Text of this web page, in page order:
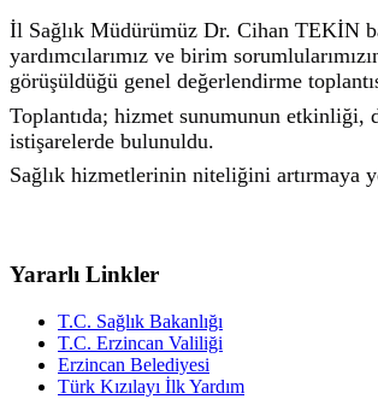
İl Sağlık Müdürümüz Dr. Cihan TEKİN
yardımcılarımız ve birim
görüşüldüğü genel değerlendirme
Toplantıda; hizmet sunumunun etkinliği,
istişarelerde bulunuldu.
Sağlık hizmetlerinin niteliğini artırmaya
Yararlı Linkler
T.C. Sağlık Bakanlığı
T.C. Erzincan Valiliği
Erzincan Belediyesi
Türk Kızılayı İlk Yardım